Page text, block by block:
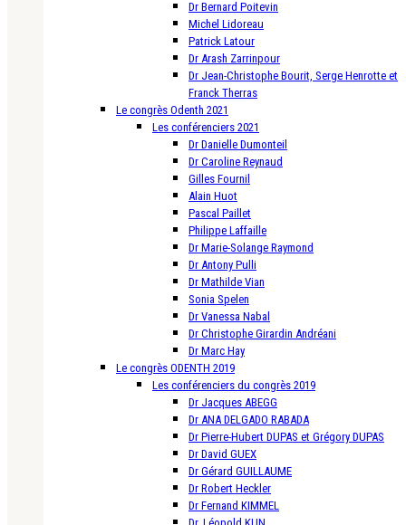
Dr Bernard Poitevin
Michel Lidoreau
Patrick Latour
Dr Arash Zarrinpour
Dr Jean-Christophe Bourit, Serge Henrotte et
Franck Therras
Le congrès Odenth 2021
Les conférenciers 2021
Dr Danielle Dumonteil
Dr Caroline Reynaud
Gilles Fournil
Alain Huot
Pascal Paillet
Philippe Laffaille
Dr Marie-Solange Raymond
Dr Antony Pulli
Dr Mathilde Vian
Sonia Spelen
Dr Vanessa Nabal
Dr Christophe Girardin Andréani
Dr Marc Hay
Le congrès ODENTH 2019
Les conférenciers du congrès 2019
Dr Jacques ABEGG
Dr ANA DELGADO RABADA
Dr Pierre-Hubert DUPAS et Grégory DUPAS
Dr David GUEX
Dr Gérard GUILLAUME
Dr Robert Heckler
Dr Fernand KIMMEL